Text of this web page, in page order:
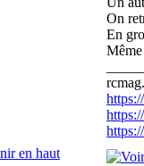
On
En
en haut